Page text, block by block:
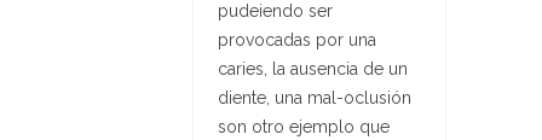
pudeiendo ser
provocadas por una
caries, la ausencia de un
diente, una mal-oclusión
son otro ejemplo que